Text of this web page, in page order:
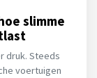
slimme
druk. Steeds
voertuigen